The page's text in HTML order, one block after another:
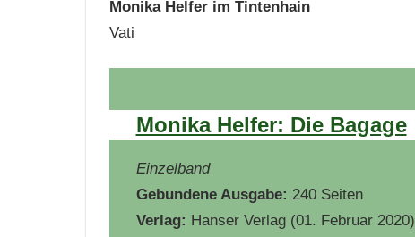
Monika Helfer im Tintenhain
Vati
Monika Helfer: Die Bagage
Einzelband
Gebundene Ausgabe: 240 Seiten
Verlag: Hanser Verlag (01. Februar 2020)